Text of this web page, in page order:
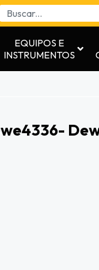
EQUIPOS E
INSTRUMENTOS